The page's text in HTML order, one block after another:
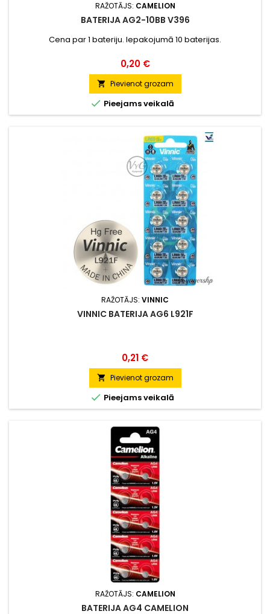
RAŽOTĀJS: CAMELION
BATERIJA AG2-10BB V396
Cena par 1 bateriju. Iepakojumā 10 baterijas.
Cena
0,20 €
 Pievienot grozam
 Pieejams veikalā
RAŽOTĀJS: VINNIC
VINNIC BATERIJA AG6 L921F
Cena
0,21 €
 Pievienot grozam
 Pieejams veikalā
RAŽOTĀJS: CAMELION
BATERIJA AG4 CAMELION